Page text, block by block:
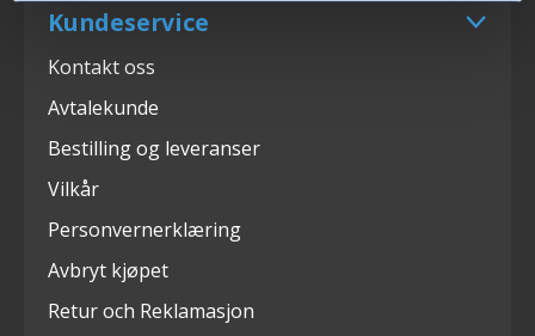
Kundeservice
Kontakt oss
Avtalekunde
Bestilling og leveranser
Vilkår
Personvernerklæring
Avbryt kjøpet
Retur och Reklamasjon